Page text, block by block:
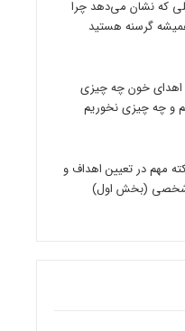
که نشان می‌دهد چرا
گرسنه هستید
اهدای خون چه چیزی
و چه چیزی نخوریم
مهم در تعیین اهداف و
(بخش اول)